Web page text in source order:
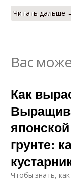
Читать дальше
Вас
Как
грунте:
Чтобы знать,